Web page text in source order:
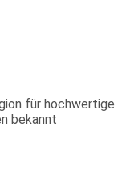
für hochwertige
bekannt